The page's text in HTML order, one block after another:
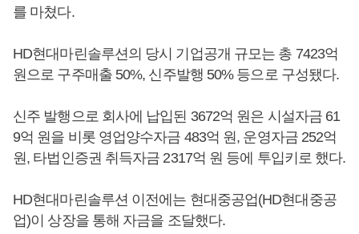
를 마쳤다.
HD현대마린솔루션의 당시 기업공개 규모는 총 7423억
원으로 구주매출 50%, 신주발행 50% 등으로 구성됐다.
신주 발행으로 회사에 납입된 3672억 원은 시설자금 61
9억 원을 비롯 영업양수자금 483억 원, 운영자금 252억
원, 타법인증권 취득자금 2317억 원 등에 투입키로 했다.
HD현대마린솔루션 이전에는 현대중공업(HD현대중공
업)이 상장을 통해 자금을 조달했다.